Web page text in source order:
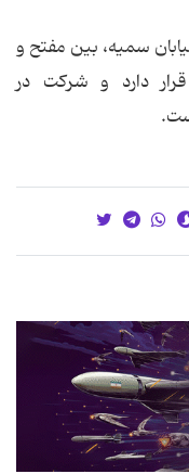
سمیه، بین مفتح و
فرصت، بن‌بست پروانه، شماره ۴۶ قرار دارد و شركت در